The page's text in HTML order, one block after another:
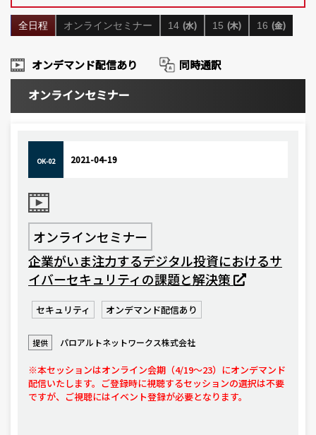
全日程 オンラインセミナー 14 (水) 15 (木) 16 (金)
オンデマンド配信あり 同時通訳
オンラインセミナー
OK-02 2021-04-19
オンラインセミナー
企業がいま注力するデジタル投資におけるサ
イバーセキュリティの課題と解決策
セキュリティ オンデマンド配信あり
提供 パロアルトネットワークス株式会社
※本セッションはオンライン会期（4/19〜23）にオンデマンド
配信いたします。ご登録時に視聴するセッションの選択は不要
ですが、ご視聴にはイベント登録が必要となります。